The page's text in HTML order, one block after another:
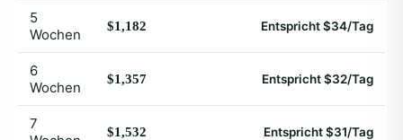
5
Wochen
$1,182 Entspricht $34/Tag
6
Wochen
$1,357 Entspricht $32/Tag
7
$1,532 Entspricht $31/Tag